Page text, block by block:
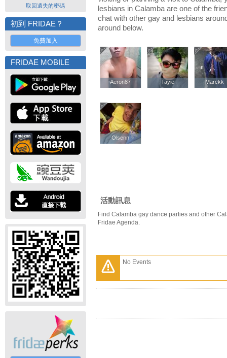
取回遺失的密碼
初到 FRIDAE？
免費加入
FRIDAE MOBILE
lesbians in Calamba are one of the
chat with other gay and lesbians
around below.
Aeron87
Aeron87 Tayie
Tayie Marckk
Marckk
Olsenn
Olsenn
活動訊息
Find Calamba gay dance parties and other
Fridae Agenda.
No Events